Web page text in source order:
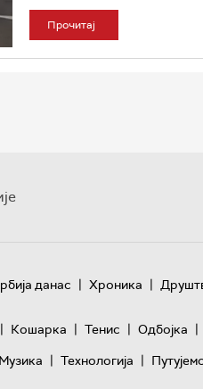
Прочитај
данас | Хроника |
| Кошарка | Тенис | Одбојка |
Музика | Технологијa |